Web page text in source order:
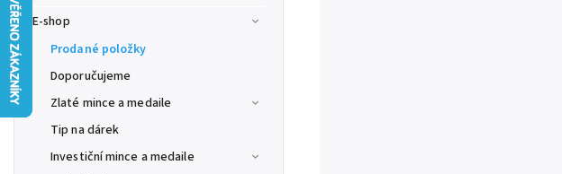
E-shop
Prodané položky
Doporučujeme
Zlaté mince a medaile
Tip na dárek
Investiční mince a medaile